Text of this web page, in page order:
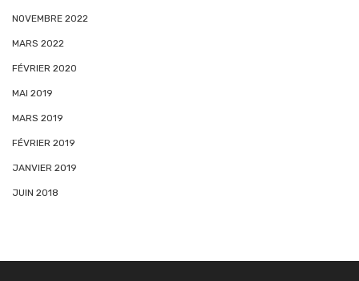
NOVEMBRE 2022
MARS 2022
FÉVRIER 2020
MAI 2019
MARS 2019
FÉVRIER 2019
JANVIER 2019
JUIN 2018